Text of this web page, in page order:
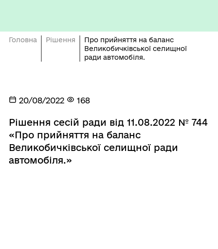
Головна Рішення
Про прийняття на баланс
Великобичківської селищної
ради автомобіля.
20/08/2022 168
Рішення сесій ради від 11.08.2022 № 744
«Про прийняття на баланс
Великобичківської селищної ради
автомобіля.»